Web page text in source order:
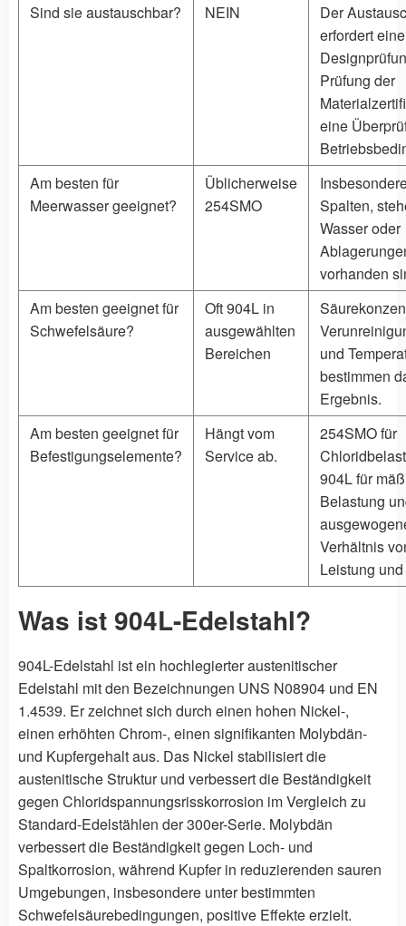
Sind sie austauschbar?
NEIN
Der
erfordert eine
Prüfung der
eine
Am besten für
Meerwasser geeignet?
Üblicherweise
254SMO
Spalten,
Wasser oder
vorhanden
Am besten geeignet für
Schwefelsäure?
Oft 904L in
ausgewählten
Bereichen
und
bestimmen
Ergebnis.
Am besten geeignet für
Befestigungselemente?
Hängt vom
Service ab.
254SMO für
904L für
Belastung
Verhältnis
Leistung
Was ist 904L-Edelstahl?
904L-Edelstahl ist ein hochlegierter austenitischer
Edelstahl mit den Bezeichnungen UNS N08904 und EN
1.4539. Er zeichnet sich durch einen hohen Nickel-,
einen erhöhten Chrom-, einen signifikanten Molybdän-
und Kupfergehalt aus. Das Nickel stabilisiert die
austenitische Struktur und verbessert die Beständigkeit
gegen Chloridspannungsrisskorrosion im Vergleich zu
Standard-Edelstählen der 300er-Serie. Molybdän
verbessert die Beständigkeit gegen Loch- und
Spaltkorrosion, während Kupfer in reduzierenden sauren
Umgebungen, insbesondere unter bestimmten
Schwefelsäurebedingungen, positive Effekte erzielt.